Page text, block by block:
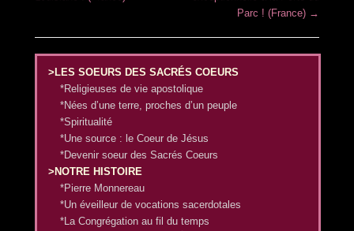
Parc ! (France) →
>LES SOEURS DES SACRÉS COEURS
*Religieuses de vie apostolique
*Nées d’une terre, proches d’un peuple
*Spiritualité
*Une source : le Coeur de Jésus
*Devenir soeur des Sacrés Coeurs
>NOTRE HISTOIRE
*Pierre Monnereau
*Un éveilleur de vocations sacerdotales
*La Congrégation au fil du temps